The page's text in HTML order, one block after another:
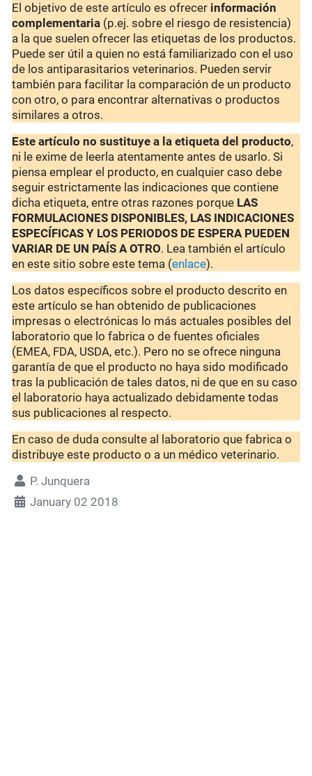
El objetivo de este artículo es ofrecer información
complementaria (p.ej. sobre el riesgo de resistencia)
a la que suelen ofrecer las etiquetas de los productos.
Puede ser útil a quien no está familiarizado con el uso
de los antiparasitarios veterinarios. Pueden servir
también para facilitar la comparación de un producto
con otro, o para encontrar alternativas o productos
similares a otros.
Este artículo no sustituye a la etiqueta del producto,
ni le exime de leerla atentamente antes de usarlo. Si
piensa emplear el producto, en cualquier caso debe
seguir estrictamente las indicaciones que contiene
dicha etiqueta, entre otras razones porque LAS
FORMULACIONES DISPONIBLES, LAS INDICACIONES
ESPECÍFICAS Y LOS PERIODOS DE ESPERA PUEDEN
VARIAR DE UN PAÍS A OTRO. Lea también el artículo
en este sitio sobre este tema (enlace).
Los datos específicos sobre el producto descrito en
este artículo se han obtenido de publicaciones
impresas o electrónicas lo más actuales posibles del
laboratorio que lo fabrica o de fuentes oficiales
(EMEA, FDA, USDA, etc.). Pero no se ofrece ninguna
garantía de que el producto no haya sido modificado
tras la publicación de tales datos, ni de que en su caso
el laboratorio haya actualizado debidamente todas
sus publicaciones al respecto.
En caso de duda consulte al laboratorio que fabrica o
distribuye este producto o a un médico veterinario.
P. Junquera
January 02 2018